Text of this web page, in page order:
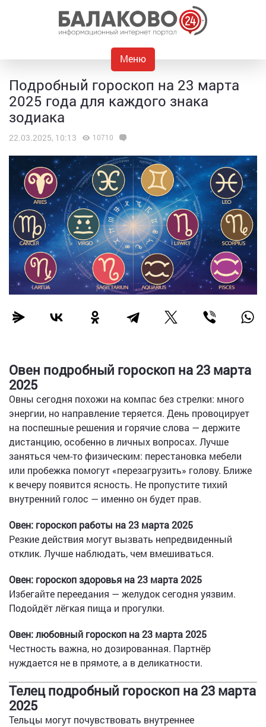
Меню
Подробный гороскоп на 23 марта
2025 года для каждого знака
зодиака
22.03.2025, 10:13 10710
Овен подробный гороскоп на 23 марта
2025
Овны сегодня похожи на компас без стрелки: много
энергии, но направление теряется. День провоцирует
на поспешные решения и горячие слова — держите
дистанцию, особенно в личных вопросах. Лучше
заняться чем-то физическим: перестановка мебели
или пробежка помогут «перезагрузить» голову. Ближе
к вечеру появится ясность. Не пропустите тихий
внутренний голос — именно он будет прав.
Овен: гороскоп работы на 23 марта 2025
Резкие действия могут вызвать непредвиденный
отклик. Лучше наблюдать, чем вмешиваться.
Овен: гороскоп здоровья на 23 марта 2025
Избегайте переедания — желудок сегодня уязвим.
Подойдёт лёгкая пища и прогулки.
Овен: любовный гороскоп на 23 марта 2025
Честность важна, но дозированная. Партнёр
нуждается не в прямоте, а в деликатности.
Телец подробный гороскоп на 23 марта
2025
Тельцы могут почувствовать внутреннее